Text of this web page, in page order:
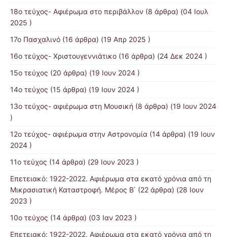
18ο τεύχος- Αφιέρωμα στο περιβάλλον (8 άρθρα) (04 Ιουλ
2025 )
17ο Πασχαλινό (16 άρθρα) (19 Απρ 2025 )
16ο τεύχος- Χριστουγεννιάτικο (16 άρθρα) (24 Δεκ 2024 )
15ο τεύχος (20 άρθρα) (19 Ιουν 2024 )
14ο τεύχος (15 άρθρα) (19 Ιουν 2024 )
13o τεύχος- αφιέρωμα στη Μουσική (8 άρθρα) (19 Ιουν 2024
)
12o τεύχος- αφιέρωμα στην Αστρονομία (14 άρθρα) (19 Ιουν
2024 )
11ο τεύχος (14 άρθρα) (29 Ιουν 2023 )
Επετειακό: 1922-2022. Αφιέρωμα στα εκατό χρόνια από τη
Μικρασιατική Καταστροφή. Μέρος B΄ (22 άρθρα) (28 Ιουν
2023 )
10ο τεύχος (14 άρθρα) (03 Ιαν 2023 )
Επετειακό: 1922-2022. Αφιέρωμα στα εκατό χρόνια από τη